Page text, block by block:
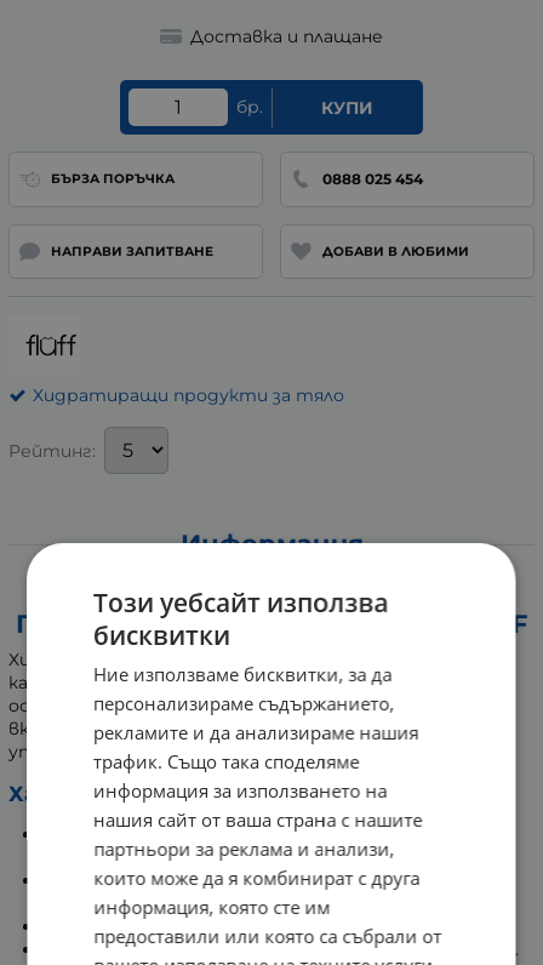
Доставка и плащане
бр. КУПИ
БЪРЗА ПОРЪЧКА 0888 025 454
НАПРАВИ ЗАПИТВАНЕ ДОБАВИ В ЛЮБИМИ
Хидратиращи продукти за тяло
Рейтинг:
Информация
ХИДРАТИРАЩ КРЕМ ЗА ТЯЛО
ПРАСКОВА И КАРАМЕЛ 100 мл FLUFF
Хидратиращият крем за тяло Fluff с праскова и
карамел интензивно овлажнява и омекотява кожата,
оставяйки я гладка, еластична и ароматизирана с
вкусен плодов аромат. Подходящ за ежедневна
употреба.
Характеристики:
Дълбоко овлажнява кожата, като възстановява
нейната мекота и еластичност.
Сладък и плодов аромат, който оставя
дълготрайно усещане за свежест и удоволствие.
Прави кожата кадифено гладка и подхранена.
Попива бързо, без да оставя лепкав или мазен слой.
Този уебсайт използва
бисквитки
Ние използваме бисквитки, за да
персонализираме съдържанието,
рекламите и да анализираме нашия
трафик. Също така споделяме
информация за използването на
нашия сайт от ваша страна с нашите
партньори за реклама и анализи,
които може да я комбинират с друга
информация, която сте им
предоставили или която са събрали от